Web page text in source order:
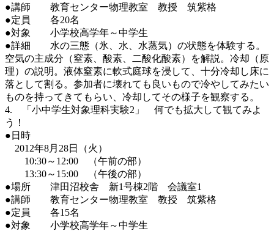
●講師 教育センター物理教室 教授 筑紫格
●定員 各20名
●対象 小学校高学年～中学生
●詳細 水の三態（氷、水、水蒸気）の状態を体験する。
空気の主成分（窒素、酸素、二酸化酸素）を解説。冷却（原
理）の説明。液体窒素に軟式庭球を浸して、十分冷却し床に
落として割る。参加者に壊れても良いもので冷やしてみたい
ものを持ってきてもらい、冷却してその様子を観察する。
4. 「小中学生対象理科実験2」 何でも拡大して観てみよ
う！
●日時
2012年8月28日（火）
10:30～12:00 （午前の部）
13:30～15:00 （午後の部）
●場所 津田沼校舎 新1号棟2階 会議室1
●講師 教育センター物理教室 教授 筑紫格
●定員 各15名
●対象 小学校高学年～中学生